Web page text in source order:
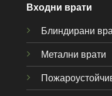
Входни врати
Блиндирани
Метални врати